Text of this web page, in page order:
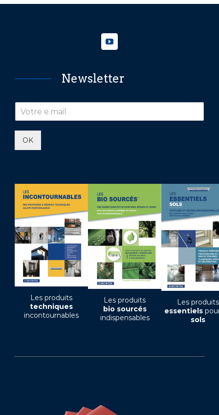
Newsletter
OK
Les produits
techniques
incontournables
Les produits
bio sourcés
indispensables
Les produits
essentiels
sols